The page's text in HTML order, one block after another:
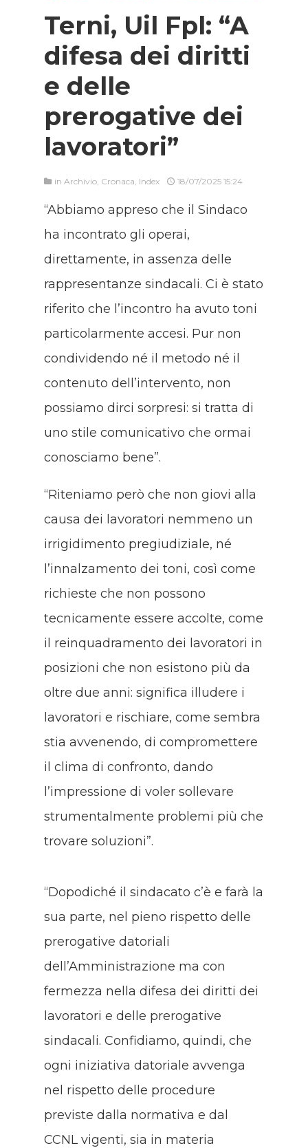
Terni, Uil Fpl: “A
difesa dei diritti
e delle
prerogative dei
lavoratori”
in Archivio, Cronaca, Index 18/07/2025 15:24
“Abbiamo appreso che il Sindaco
ha incontrato gli operai,
direttamente, in assenza delle
rappresentanze sindacali. Ci è stato
riferito che l’incontro ha avuto toni
particolarmente accesi. Pur non
condividendo né il metodo né il
contenuto dell’intervento, non
possiamo dirci sorpresi: si tratta di
uno stile comunicativo che ormai
conosciamo bene”.
“Riteniamo però che non giovi alla
causa dei lavoratori nemmeno un
irrigidimento pregiudiziale, né
l’innalzamento dei toni, così come
richieste che non possono
tecnicamente essere accolte, come
il reinquadramento dei lavoratori in
posizioni che non esistono più da
oltre due anni: significa illudere i
lavoratori e rischiare, come sembra
stia avvenendo, di compromettere
il clima di confronto, dando
l’impressione di voler sollevare
strumentalmente problemi più che
trovare soluzioni”.
“Dopodiché il sindacato c’è e farà la
sua parte, nel pieno rispetto delle
prerogative datoriali
dell’Amministrazione ma con
fermezza nella difesa dei diritti dei
lavoratori e delle prerogative
sindacali. Confidiamo, quindi, che
ogni iniziativa datoriale avvenga
nel rispetto delle procedure
previste dalla normativa e dal
CCNL vigenti, sia in materia